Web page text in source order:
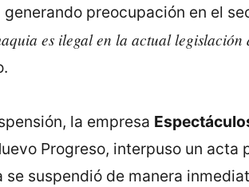
preocupación en el
es ilegal en la actual
la empresa
Progreso, interpuso un
suspendió de manera